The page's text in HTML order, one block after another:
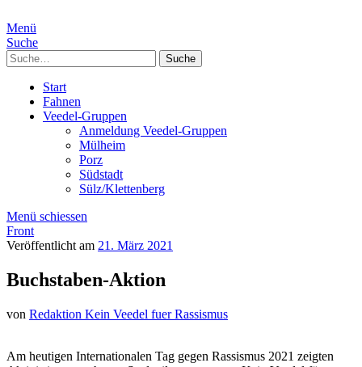
Menü
Suche
Suche
Start
Fahnen
Veedel-Gruppen
Anmeldung Veedel-Gruppen
Mülheim
Porz
Südstadt
Sülz/Klettenberg
Menü schiessen
Front
Veröffentlicht am 21. März 2021
Buchstaben-Aktion
von Redaktion Kein Veedel fuer Rassismus
Am heutigen Internationalen Tag gegen Rassismus 2021 zeigten